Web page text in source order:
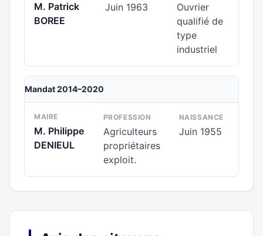
M. Patrick
BOREE
Juin 1963
Ouvrier
qualifié de
type
industriel
Mandat 2014–2020
MAIRE
M. Philippe
DENIEUL
PROFESSION
Agriculteurs
propriétaires
exploit.
NAISSANCE
Juin 1955